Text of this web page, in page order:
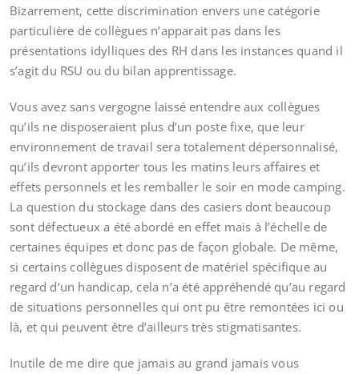
Bizarrement, cette discrimination envers une catégorie
particulière de collègues n’apparait pas dans les
présentations idylliques des RH dans les instances quand il
s’agit du RSU ou du bilan apprentissage.
Vous avez sans vergogne laissé entendre aux collègues
qu’ils ne disposeraient plus d’un poste fixe, que leur
environnement de travail sera totalement dépersonnalisé,
qu’ils devront apporter tous les matins leurs affaires et
effets personnels et les remballer le soir en mode camping.
La question du stockage dans des casiers dont beaucoup
sont défectueux a été abordé en effet mais à l’échelle de
certaines équipes et donc pas de façon globale. De même,
si certains collègues disposent de matériel spécifique au
regard d’un handicap, cela n’a été appréhendé qu’au regard
de situations personnelles qui ont pu être remontées ici ou
là, et qui peuvent être d’ailleurs très stigmatisantes.
Inutile de me dire que jamais au grand jamais vous